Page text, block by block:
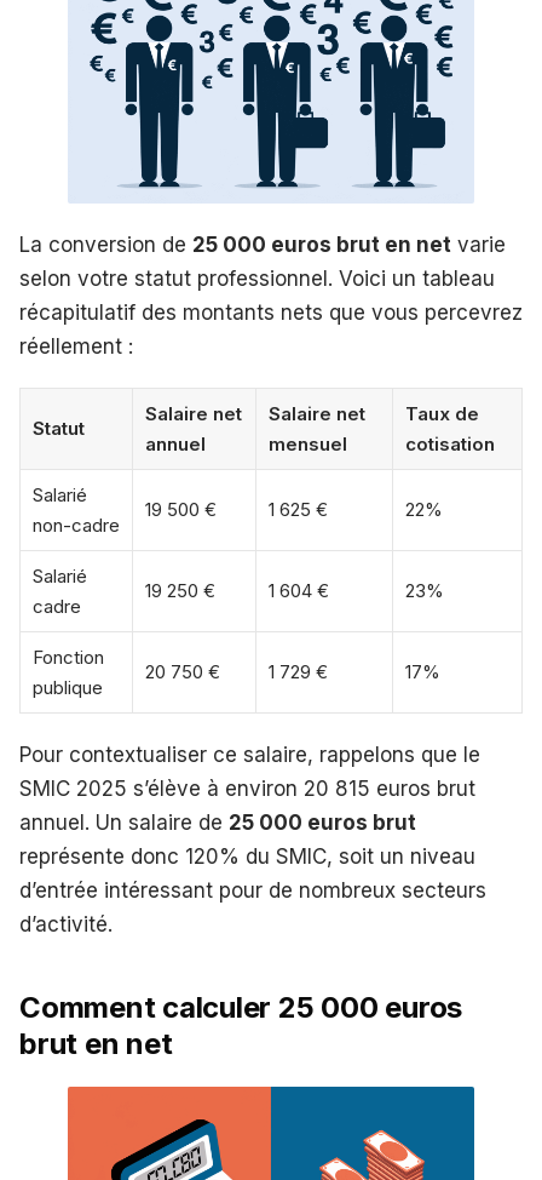
La conversion de 25 000 euros brut en net varie
selon votre statut professionnel. Voici un tableau
récapitulatif des montants nets que vous percevrez
réellement :
Statut
Salaire net
annuel
Salaire net
mensuel
Taux de
cotisation
Salarié
non-cadre
19 500 € 1 625 € 22%
Salarié
cadre
19 250 € 1 604 € 23%
Fonction
publique
20 750 € 1 729 € 17%
Pour contextualiser ce salaire, rappelons que le
SMIC 2025 s’élève à environ 20 815 euros brut
annuel. Un salaire de 25 000 euros brut
représente donc 120% du SMIC, soit un niveau
d’entrée intéressant pour de nombreux secteurs
d’activité.
Comment calculer 25 000 euros
brut en net